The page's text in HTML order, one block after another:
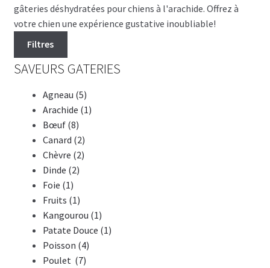
gâteries déshydratées pour chiens à l'arachide. Offrez à
votre chien une expérience gustative inoubliable!
Filtres
SAVEURS GATERIES
Agneau (5)
Arachide (1)
Bœuf (8)
Canard (2)
Chèvre (2)
Dinde (2)
Foie (1)
Fruits (1)
Kangourou (1)
Patate Douce (1)
Poisson (4)
Poulet (7)